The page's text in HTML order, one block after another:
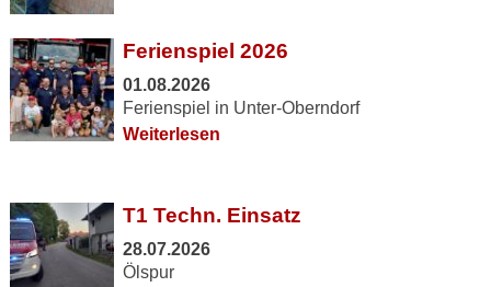
Ferienspiel 2026
01.08.2026
Ferienspiel in Unter-Oberndorf
Weiterlesen
T1 Techn. Einsatz
28.07.2026
Ölspur